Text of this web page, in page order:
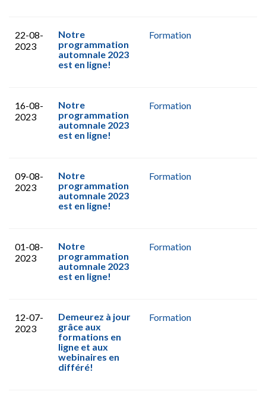
22-08-
2023
Notre
programmation
automnale 2023
est en ligne!
Formation
16-08-
2023
Notre
programmation
automnale 2023
est en ligne!
Formation
09-08-
2023
Notre
programmation
automnale 2023
est en ligne!
Formation
01-08-
2023
Notre
programmation
automnale 2023
est en ligne!
Formation
12-07-
2023
Demeurez à jour
grâce aux
formations en
ligne et aux
webinaires en
différé!
Formation